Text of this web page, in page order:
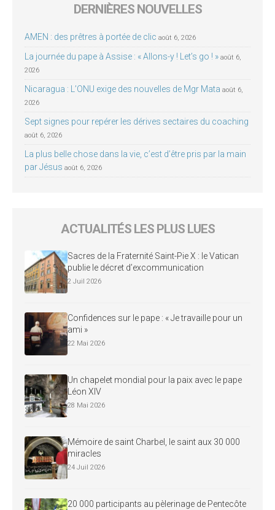
DERNIÈRES NOUVELLES
AMEN : des prêtres à portée de clic août 6, 2026
La journée du pape à Assise : « Allons-y ! Let’s go ! » août 6,
2026
Nicaragua : L’ONU exige des nouvelles de Mgr Mata août 6,
2026
Sept signes pour repérer les dérives sectaires du coaching
août 6, 2026
La plus belle chose dans la vie, c’est d’être pris par la main
par Jésus août 6, 2026
ACTUALITÉS LES PLUS LUES
Sacres de la Fraternité Saint-Pie X : le Vatican
publie le décret d’excommunication
2 Juil 2026
Confidences sur le pape : « Je travaille pour un
ami »
22 Mai 2026
Un chapelet mondial pour la paix avec le pape
Léon XIV
28 Mai 2026
Mémoire de saint Charbel, le saint aux 30 000
miracles
24 Juil 2026
20 000 participants au pèlerinage de Pentecôte